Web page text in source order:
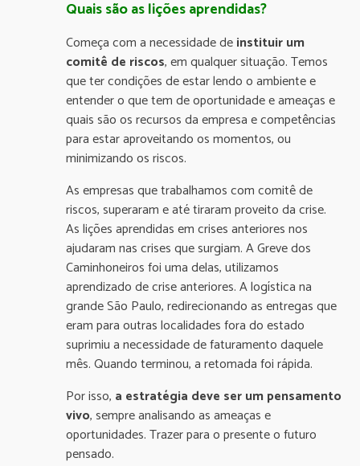
Quais são as lições aprendidas?
Começa com a necessidade deinstituir um
comitê de riscos, em qualquer situação. Temos
que ter condições de estar lendo o ambiente e
entender o que tem de oportunidade e ameaças e
quais são os recursos da empresa e competências
para estar aproveitando os momentos, ou
minimizando os riscos.
As empresas que trabalhamos com comitê de
riscos, superaram e até tiraram proveito da crise.
As lições aprendidas em crises anteriores nos
ajudaram nas crises que surgiam. A Greve dos
Caminhoneiros foi uma delas, utilizamos
aprendizado de crise anteriores. A logística na
grande São Paulo, redirecionando as entregas que
eram para outras localidades fora do estado
suprimiu a necessidade de faturamento daquele
mês. Quando terminou, a retomada foi rápida.
Por isso, a estratégia deve ser um pensamento
vivo, sempre analisando as ameaças e
oportunidades. Trazer para o presente o futuro
pensado.